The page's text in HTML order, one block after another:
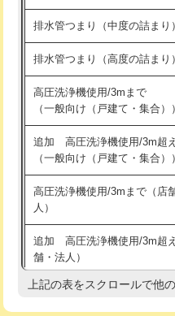
持込商品取付（浄水器・分岐
給水管工事※（ホール加工)
給水管工事※（バンド止め)
給水管工事※（支持金具設置)
給水管工事※（保温材使用（
め込み）)
給水管工事※（土の掘削・埋
業)
給水管工事※（塩ビ管（VP・
用/3ｍまで)
給水管工事※（塩ビ管（VP
排水管つまり（中度の詰まり）
排水管つまり（高度の詰まり）
高圧洗浄機使用/3mまで
（一般向け（戸建て・集合））
追加 高圧洗浄機使用/3m超え
（一般向け（戸建て・集合））
高圧洗浄機使用/3mまで（店
人）
追加 高圧洗浄機使用/3m超
舗・法人）
高度高圧洗浄換
上記の表をスクロールで他